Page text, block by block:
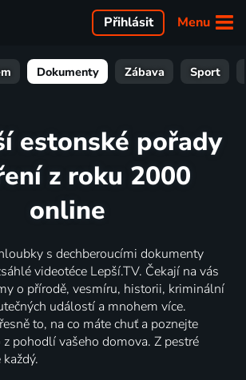
Menu
Přihlásit
Dokumenty Zábava Sport
estonské pořady
z roku 2000
online
s dechberoucími dokumenty
videotéce Lepší.TV. Čekají na vás
o přírodě, vesmíru, historii, kriminální
událostí a mnohem více.
to, na co máte chuť a poznejte
pohodlí vašeho domova. Z pestré